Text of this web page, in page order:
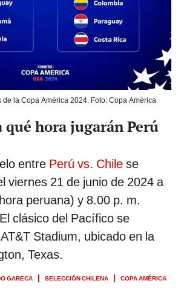
de la Copa América 2024. Foto: Copa América
qué hora jugarán Perú
entre Perú vs. Chile se
viernes 21 de junio de 2024 a
peruana) y 8.00 p. m.
clásico del Pacífico se
Stadium, ubicado en la
Texas.
GARECA SELECCIÓN CHILENA COPA AMÉRICA